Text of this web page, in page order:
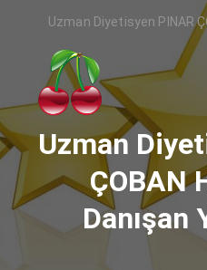
Uzman Diyetisyen PINAR
Uzman
ÇOBAN
Danışan